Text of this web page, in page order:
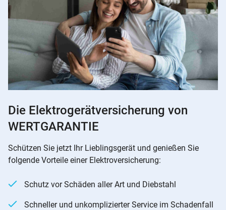
Die Elektrogerätversicherung von
WERTGARANTIE
Schützen Sie jetzt Ihr Lieblingsgerät und genießen Sie
folgende Vorteile einer Elektroversicherung:
Schutz vor Schäden aller Art und Diebstahl
Schneller und unkomplizierter Service im Schadenfall